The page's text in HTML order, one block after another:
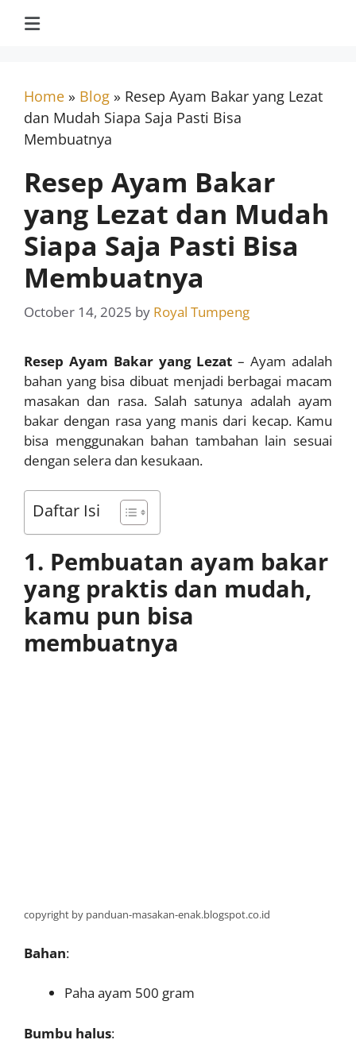
Home » Blog » Resep Ayam Bakar yang Lezat
dan Mudah Siapa Saja Pasti Bisa
Membuatnya
Resep Ayam Bakar
yang Lezat dan Mudah
Siapa Saja Pasti Bisa
Membuatnya
October 14, 2025 by Royal Tumpeng
Resep Ayam Bakar yang Lezat – Ayam adalah
bahan yang bisa dibuat menjadi berbagai macam
masakan dan rasa. Salah satunya adalah ayam
bakar dengan rasa yang manis dari kecap. Kamu
bisa menggunakan bahan tambahan lain sesuai
dengan selera dan kesukaan.
Daftar Isi
1. Pembuatan ayam bakar
yang praktis dan mudah,
kamu pun bisa
membuatnya
copyright by panduan-masakan-enak.blogspot.co.id
Bahan:
Paha ayam 500 gram
Bumbu halus: